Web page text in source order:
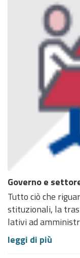
Governo e
Tutto ciò che
stituzionali, la
lativi ad
leggi di più